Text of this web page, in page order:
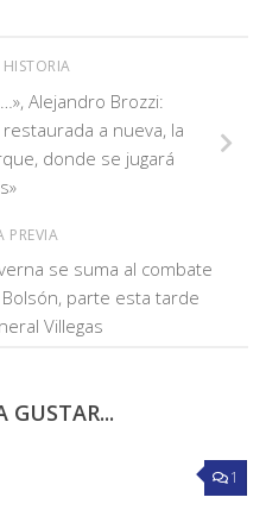
HISTORIA
Alejandro Brozzi:
a nueva, la
donde se jugará
PREVIA
se suma al combate
parte esta tarde
Villegas
GUSTAR...
1